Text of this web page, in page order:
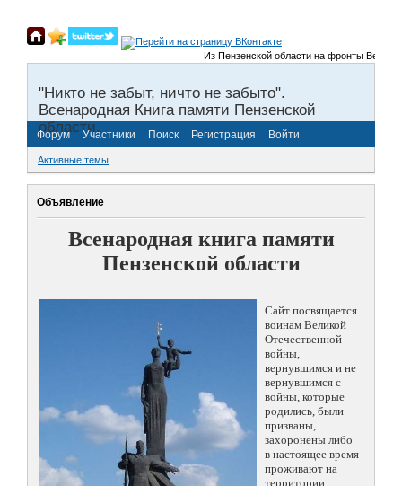
Из Пензенской области на фронты Великой
"Никто не забыт, ничто не забыто".
Всенародная Книга памяти Пензенской
области.
Форум Участники Поиск Регистрация Войти
Активные темы
Объявление
Всенародная книга памяти
Пензенской области
Сайт посвящается
воинам Великой
Отечественной
войны,
вернувшимся и не
вернувшимся с
войны, которые
родились, были
призваны,
захоронены либо
в настоящее время
проживают на
территории